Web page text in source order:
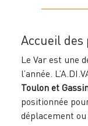
Accueil des
Le Var est une
l’année.
Toulon et
positionnée
déplacement ou